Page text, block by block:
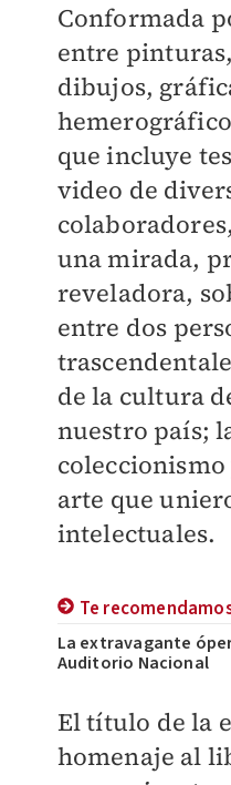
Conformada
entre
dibujos,
que incluye
video de
una mirada,
reveladora,
entre dos
de la cultura
nuestro país;
arte que
intelectuales.
Te
La extravagante
Auditorio Nacional
El título de la
homenaje al